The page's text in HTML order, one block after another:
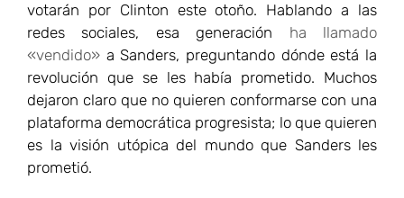
votarán por Clinton este otoño. Hablando a las
redes sociales, esa generación ha llamado
«vendido» a Sanders, preguntando dónde está la
revolución que se les había prometido. Muchos
dejaron claro que no quieren conformarse con una
plataforma democrática progresista; lo que quieren
es la visión utópica del mundo que Sanders les
prometió.